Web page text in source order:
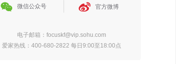
 微信公众号  官方微博
电子邮箱：focuskf@vip.sohu.com
爱家热线：400-680-2822 每日9:00至18:00点